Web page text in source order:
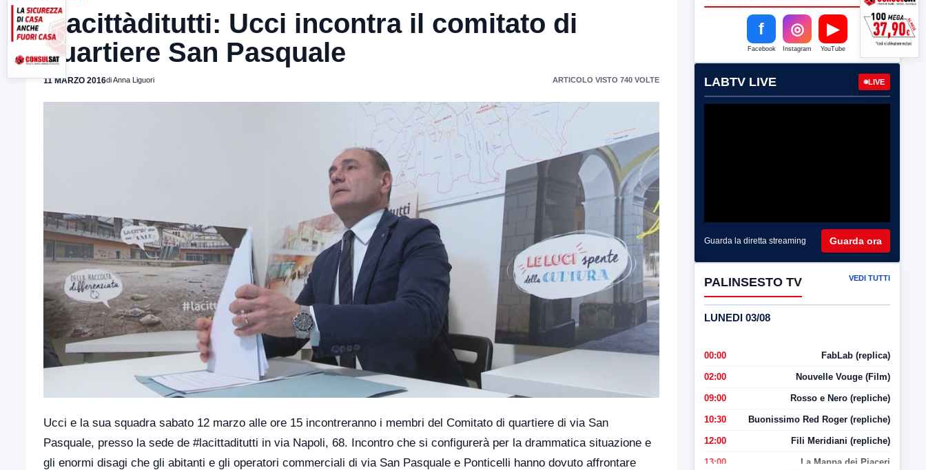
#lacittàditutti: Ucci incontra il comitato di
quartiere San Pasquale
11 MARZO 2016di Anna Liguori ARTICOLO VISTO 740 VOLTE
Ucci e la sua squadra sabato 12 marzo alle ore 15 incontreranno i membri del Comitato di quartiere di via San
Pasquale, presso la sede de #lacittaditutti in via Napoli, 68. Incontro che si configurerà per la drammatica situazione e
gli enormi disagi che gli abitanti e gli operatori commerciali di via San Pasquale e Ponticelli hanno dovuto affrontare
f
Facebook
◎
Instagram
▶
YouTube
LABTV LIVE LIVE
Guarda la diretta streaming Guarda ora
PALINSESTO TV VEDI TUTTI
LUNEDI 03/08
00:00 FabLab (replica)
02:00 Nouvelle Vouge (Film)
09:00 Rosso e Nero (repliche)
10:30 Buonissimo Red Roger (repliche)
12:00 Fili Meridiani (repliche)
13:00 La Mappa dei Piaceri